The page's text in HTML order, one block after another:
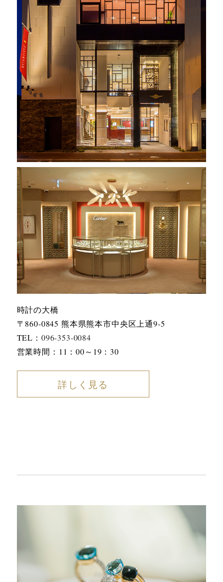
時計の大橋
〒860-0845 熊本県熊本市中央区上通9-5
TEL： 096-353-0084
営業時間：11：00～19：30
詳しく見る